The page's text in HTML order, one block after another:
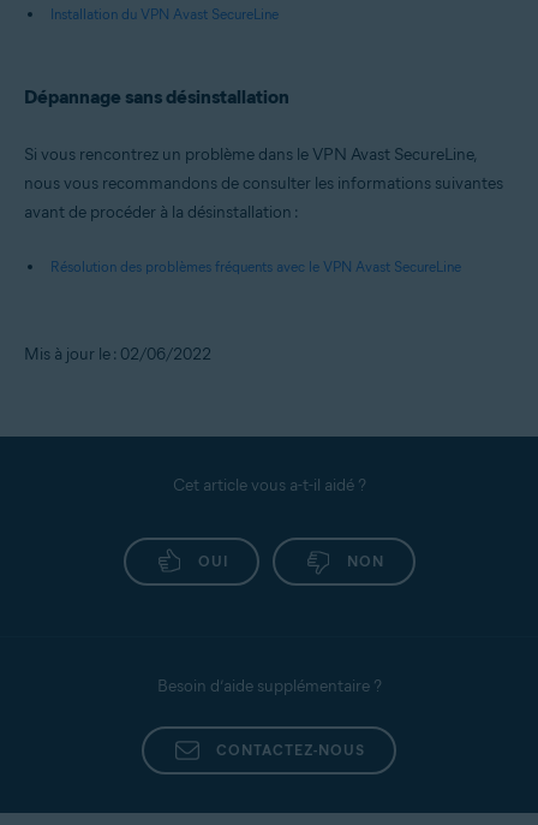
Installation du VPN Avast SecureLine
Dépannage sans désinstallation
Si vous rencontrez un problème dans le VPN Avast SecureLine,
nous vous recommandons de consulter les informations suivantes
avant de procéder à la désinstallation :
Résolution des problèmes fréquents avec le VPN Avast SecureLine
Mis à jour le : 02/06/2022
Cet article vous a-t-il aidé ?
OUI NON
Besoin d’aide supplémentaire ?
CONTACTEZ-NOUS